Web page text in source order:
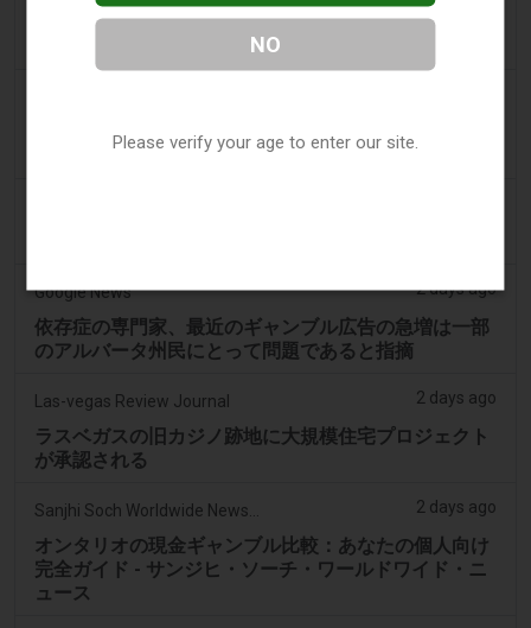
ロサムタウンセンターのカジノ、24時間営業が承認さ
オンラインギャンブル依存症のタスマニア人男性が雇
用主から22万ドルを窃取、裁判所が判決
Google News 2 days ago
依存症の専門家、最近のギャンブル広告の急増は一部
のアルバータ州民にとって問題であると指摘
Las-vegas Review Journal 2 days ago
ラスベガスの旧カジノ跡地に大規模住宅プロジェクト
が承認される
2 days ago
オンタリオの現金ギャンブル比較：あなたの個人向け
完全ガイド - サンジヒ・ソーチ・ワールドワイド・ニ
ュース
NO
Please verify your age to enter our site.